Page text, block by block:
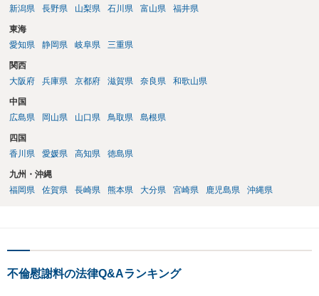
り変わらないように思います。減額で折り合えるなら本人様の交渉で
もよいように思いますが，ゼロかどうかの観点であれば，訴訟に進む
しかなくなるようにも思います。そうしますと，お近くの弁護士に相
新潟県
長野県 山梨県 石川県 富山県 福井県
東海
愛知県
静岡県 岐阜県 三重県
関西
大阪府
兵庫県 京都府 滋賀県 奈良県 和歌山県
中国
広島県
岡山県 山口県 鳥取県 島根県
四国
香川県
愛媛県 高知県 徳島県
九州・沖縄
福岡県
佐賀県 長崎県 熊本県 大分県 宮崎県 鹿児島県 沖縄県
不倫慰謝料の法律Q&Aランキング